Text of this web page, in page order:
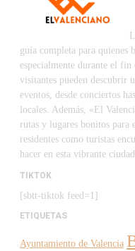
guía completa para quienes
especialmente durante el
visitantes pueden descubrir
eventos, desde conciertos
locales. Además, «El
rutas y lugares bonitos para
residentes como turistas
hacer en esta vibrante ciudad.
TIKTOK
[sbtt-tiktok feed=1]
ETIQUETAS
Ayuntamiento de Valencia